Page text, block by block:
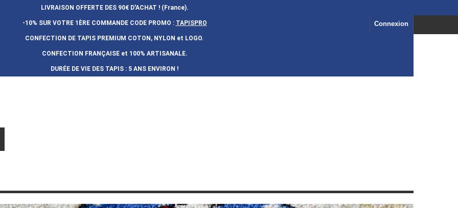
LIVRAISON OFFERTE DES 90€ D'ACHAT ! (France).
-10% SUR VOTRE 1ÈRE COMMANDECODE PROMO : TAPISPRO
CONFECTION DE TAPIS PREMIUM COTON, NYLON et LOGO.
CONFECTION FRAN ÇAISE et 100% ARTISANALE.
DURÉE DE VIE DES TAPIS : 5 ANS ENVIRON !
Connexion